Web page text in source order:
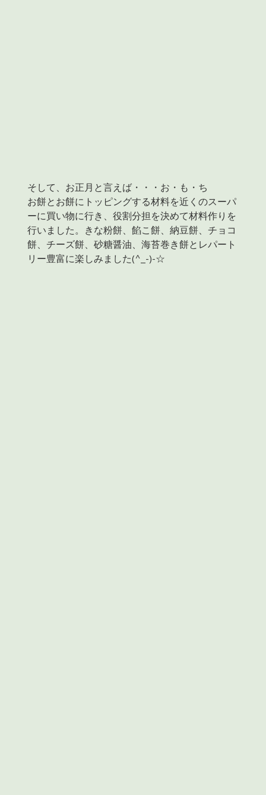
そして、お正月と言えば・・・お・も・ち
お餅とお餅にトッピングする材料を近くのスーパ
ーに買い物に行き、役割分担を決めて材料作りを
行いました。きな粉餅、餡こ餅、納豆餅、チョコ
餅、チーズ餅、砂糖醤油、海苔巻き餅とレパート
リー豊富に楽しみました(^_-)-☆